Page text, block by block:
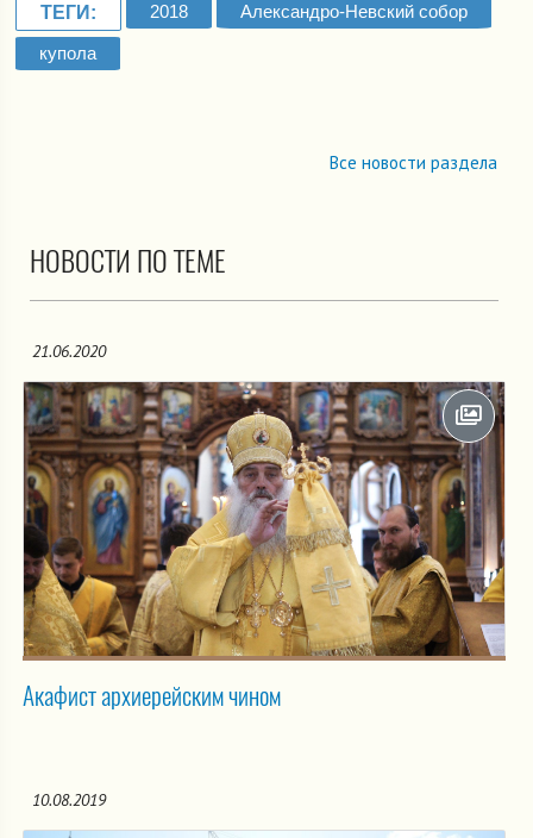
ТЕГИ: 2018 Александро-Невский собор
купола
Все новости раздела
НОВОСТИ ПО ТЕМЕ
21.06.2020
Акафист архиерейским чином
10.08.2019